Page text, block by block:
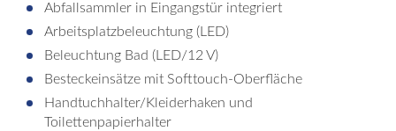
Abfallsammler in Eingangstür integriert
Arbeitsplatzbeleuchtung (LED)
Beleuchtung Bad (LED/12 V)
Besteckeinsätze mit Softtouch-Oberfläche
Handtuchhalter/Kleiderhaken und
Toilettenpapierhalter